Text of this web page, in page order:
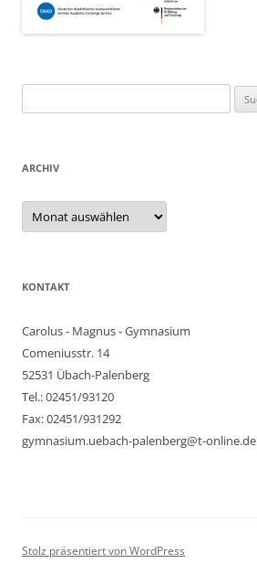
nach:
ARCHIV
Archiv
KONTAKT
Carolus - Magnus - Gymnasium
Comeniusstr. 14
52531 Übach-Palenberg
Tel.: 02451/93120
Fax: 02451/931292
gymnasium.uebach-palenberg@t-online.de
Stolz präsentiert von WordPress